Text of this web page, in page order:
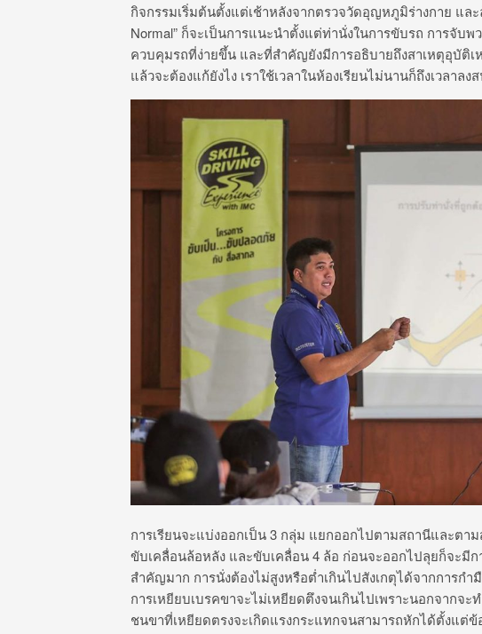
กิจกรรมเริ่มต้นตั้งแต่เช้าหลังจากตรวจวัดอุญหภูมิร่างกาย แล
Normal” ก็จะเป็นการแนะนำตั้งแต่ท่านั่งในการขับรถ การจับ
ควบคุมรถที่ง่ายขึ้น และที่สำคัญยังมีการอธิบายถึงสาเหตุอุบัติเ
แล้วจะต้องแก้ยังไง เราใช้เวลาในห้องเรียนไม่นานก็ถึงเวลาล
การเรียนจะแบ่งออกเป็น 3 กลุ่ม แยกออกไปตามสถานีและตา
ขับเคลื่อนล้อหลัง และขับเคลื่อน 4 ล้อ ก่อนจะออกไปลุยก็จะมี
สำคัญมาก การนั่งต้องไม่สูงหรือต่ำเกินไปสังเกตุได้จากการก
การเหยียบเบรคขาจะไม่เหยียดตึงจนเกินไปเพราะนอกจากจ
ชนขาที่เหยียดตรงจะเกิดแรงกระแทกจนสามารถหักได้ตั้งแต่ข้